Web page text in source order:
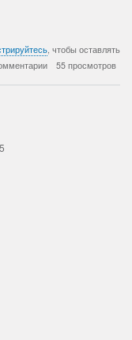
, чтобы оставлять
55 просмотров